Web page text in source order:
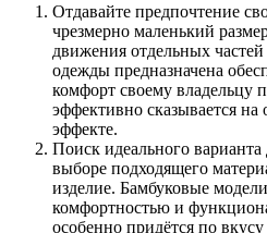
Отдавайте предпочтение
чрезмерно маленький
движения отдельных
одежды предназначена
комфорт своему владельцу
эффективно сказывается
эффекте.
Поиск идеального
выборе подходящего
изделие. Бамбуковые
комфортностью и
особенно придётся по